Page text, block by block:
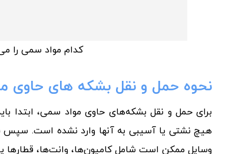
کدام مواد سمی را
نحوه حمل و نقل بشکه های حاوی
برای حمل و نقل بشکه‌های حاوی مواد سمی، ابتدا
هیچ نشتی یا آسیبی به آنها وارد نشده است. سپس
وسایل ممکن است شامل کامیون‌ها، وانت‌ها، قطارها